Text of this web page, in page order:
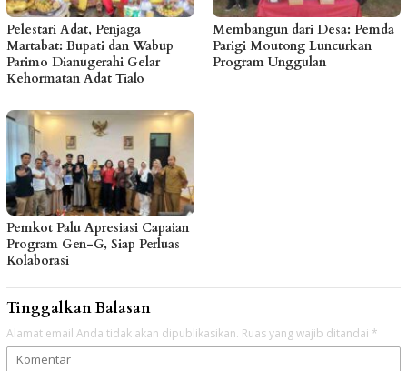
Pelestari Adat, Penjaga
Martabat: Bupati dan Wabup
Parimo Dianugerahi Gelar
Kehormatan Adat Tialo
Membangun dari Desa: Pemda
Parigi Moutong Luncurkan
Program Unggulan
Pemkot Palu Apresiasi Capaian
Program Gen-G, Siap Perluas
Kolaborasi
Tinggalkan Balasan
Alamat email Anda tidak akan dipublikasikan. Ruas yang wajib ditandai *